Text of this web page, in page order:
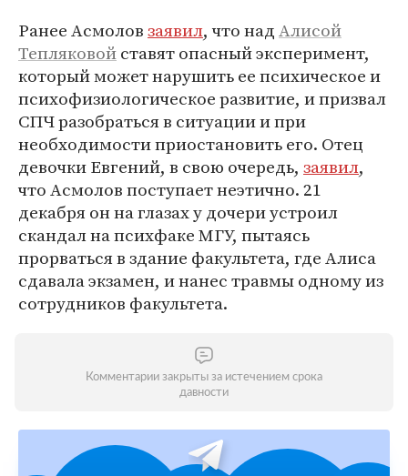
Ранее Асмоловзаявил, что надАлисой
Тепляковойставят опасный эксперимент,
который может нарушить ее психическое и
психофизиологическое развитие, и призвал
СПЧ разобраться в ситуации и при
необходимости приостановить его. Отец
девочки Евгений, в свою очередь, заявил,
что Асмолов поступает неэтично. 21
декабря он на глазах у дочери устроил
скандал на психфаке МГУ, пытаясь
прорваться в здание факультета, где Алиса
сдавала экзамен, и нанес травмы одному из
сотрудников факультета.
Комментарии закрыты за истечением срока
давности